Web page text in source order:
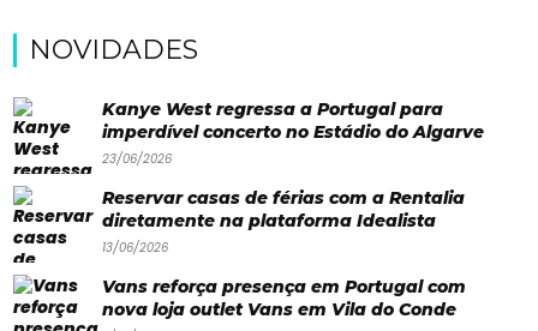
dormir?
Restaurantes
Paradisíacas
NOVIDADES
Kanye West regressa a Portugal para
imperdível concerto no Estádio do Algarve
23/06/2026
Reservar casas de férias com a Rentalia
diretamente na plataforma Idealista
13/06/2026
Vans reforça presença em Portugal com
nova loja outlet Vans em Vila do Conde